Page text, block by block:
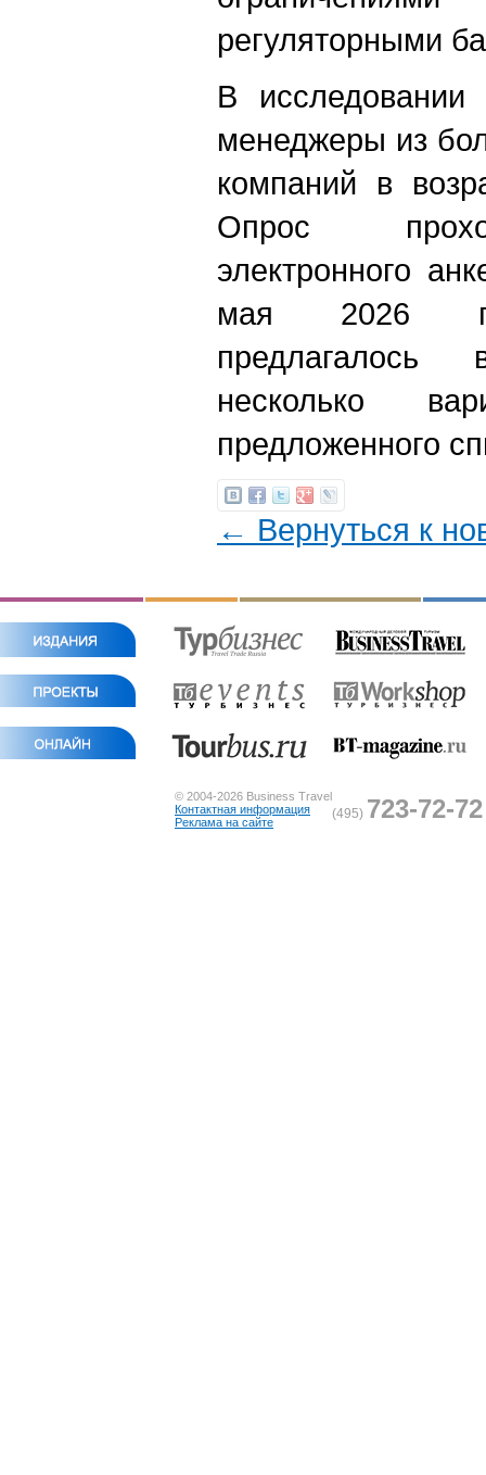
регуляторными
В исследовании
менеджеры из
компаний в
Опрос
электронного
мая 2026
несколько
предложенного
← Вернуться к
© 2004-2026 Business Travel
Контактная информация
Реклама на сайте
(495) 723-72-72